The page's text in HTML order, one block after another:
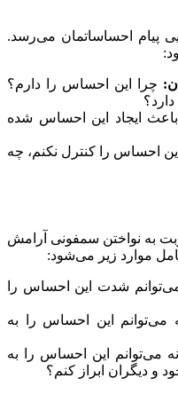
پیام احساساتمان می‌رسد.
چرا این احساس را دارم؟
ایجاد این احساس شده
احساس را کنترل نکنم، چه
به نواختن سمفونی آرامش
موارد زیر می‌شود:
شدت این احساس را
می‌توانم این احساس را به
می‌توانم این احساس را به
و دیگران ابراز کنم؟